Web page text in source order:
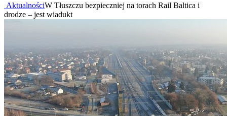
AktualnościW Tłuszczu bezpieczniej na torach Rail Baltica i
drodze – jest wiadukt